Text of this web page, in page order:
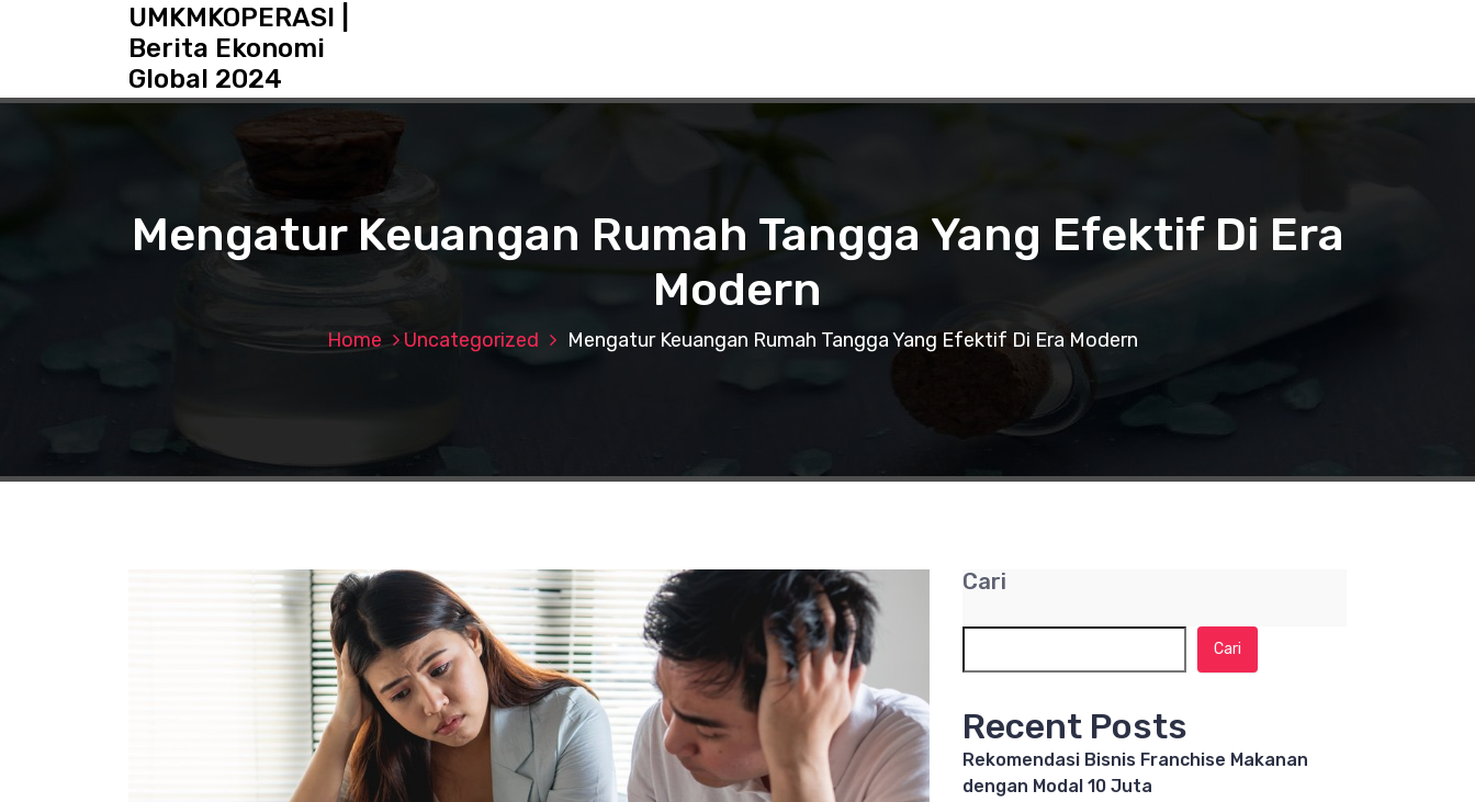
t
UMKMKOPERASI |
Berita Ekonomi
Global 2024
Mengatur Keuangan Rumah Tangga Yang Efektif Di Era
Modern
Home Uncategorized Mengatur Keuangan Rumah Tangga Yang Efektif Di Era Modern
Cari
Cari
Recent Posts
Rekomendasi Bisnis Franchise Makanan
dengan Modal 10 Juta